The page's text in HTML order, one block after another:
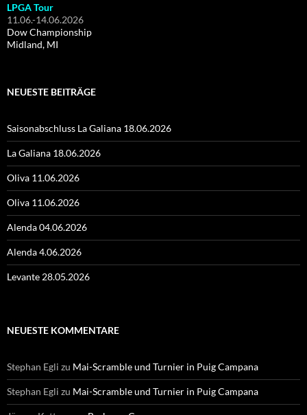
LPGA Tour
11.06.-14.06.2026
Dow Championship
Midland, MI
NEUESTE BEITRÄGE
Saisonabschluss La Galiana 18.06.2026
La Galiana 18.06.2026
Oliva 11.06.2026
Oliva 11.06.2026
Alenda 04.06.2026
Alenda 4.06.2026
Levante 28.05.2026
NEUESTE KOMMENTARE
Stephan Egli zu Mai-Scramble und Turnier in Puig Campana
Stephan Egli zu Mai-Scramble und Turnier in Puig Campana